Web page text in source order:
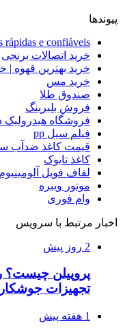
پیوندها
rápidas e confiáveis
خرید اتصالات برنجی
خرید بهترین قهوه |
خرید مس
صندوق طلا
فروش بلبرینگ
فروشگاه هیدرولیک
فیلم سیل pp
قیمت کاغذ ضدآب
کاغذ تایوک
لفاف فویل آلومینیوم
موتور ویبره
وام فوری
اخبار مرتبط با سرویس
2 روز پیش
پروپیلن چیست؟
تجهیزات
1 هفته پیش